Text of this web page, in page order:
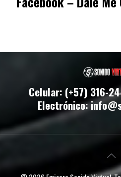
Celular: (+57) 316-
Electrónico: